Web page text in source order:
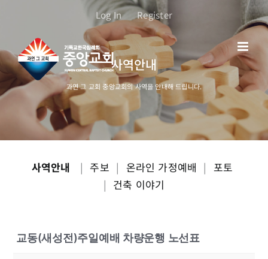
로
건
너
뛰
Log In Register
사역안내
과연 그 교회 중앙교회의 사역을 안내해 드립니다.
사역안내 | 주보 | 온라인 가정예배 | 포토
| 건축 이야기
교동(새성전)주일예배 차량운행 노선표